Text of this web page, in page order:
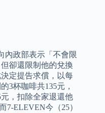
內政部表示「不會限
卻還限制他的兌換
定提告求償，以每
3杯咖啡共135元，
，扣除全家退還他
7-ELEVEN今（25）